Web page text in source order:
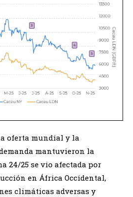
oferta mundial y la
mantuvieron la
24/25 se vio afectada por
en África Occidental,
climáticas adversas y